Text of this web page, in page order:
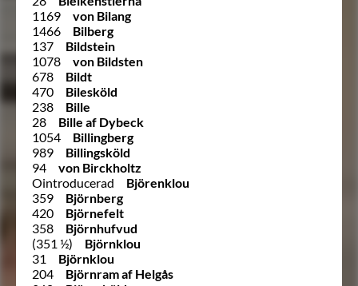
1169
von Bilang
1466
Bilberg
137
Bildstein
1078
von Bildsten
678
Bildt
470
Bilesköld
238
Bille
28
Bille af Dybeck
1054
Billingberg
989
Billingsköld
94
von Birckholtz
Ointroducerad
Björenklou
359
Björnberg
420
Björnefelt
358
Björnhufvud
(351 ½)
Björnklou
31
Björnklou
204
Björnram af Helgås